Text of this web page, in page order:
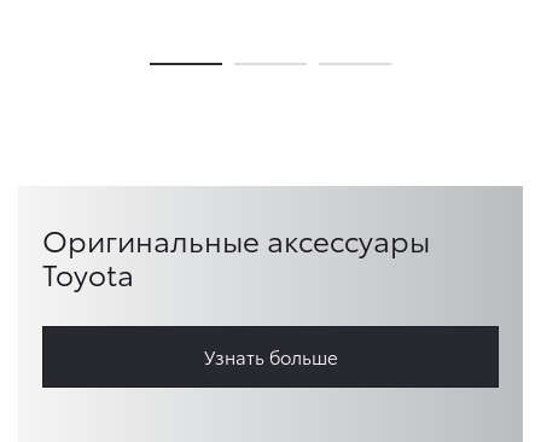
Оригинальные аксессуары
Toyota
Узнать больше